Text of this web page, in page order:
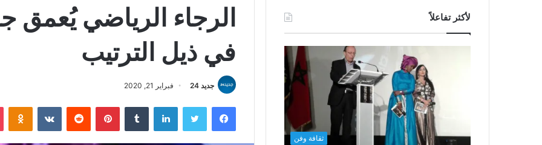
الرجاء الرياضي يُعمق
في ذيل الترتيب
جديد 24 فبراير 21, 2020
فيسبوك تويتر لينكدإن بينتيريست
لأكثر تفاعلاً
ثقافة وفن